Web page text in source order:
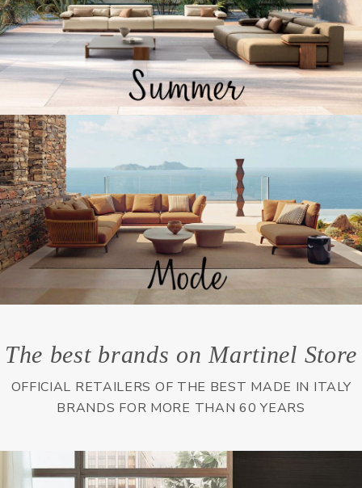
The best brands on Martinel Store
OFFICIAL RETAILERS OF THE BEST MADE IN ITALY
BRANDS FOR MORE THAN 60 YEARS